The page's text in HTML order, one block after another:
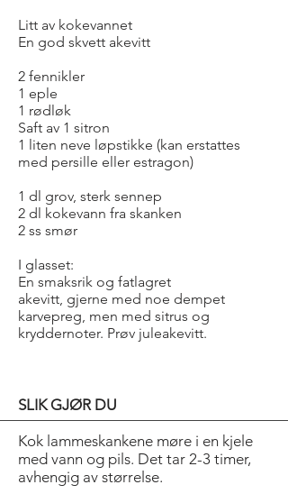
Litt av kokevannet
En god skvett akevitt
2 fennikler
1 eple
1 rødløk
Saft av 1 sitron
1 liten neve løpstikke (kan erstattes
med persille eller estragon)
1 dl grov, sterk sennep
2 dl kokevann fra skanken
2 ss smør
I glasset:
En smaksrik og fatlagret
akevitt, gjerne med noe dempet
karvepreg, men med sitrus og
kryddernoter. Prøv juleakevitt.
SLIK GJØR DU
Kok lammeskankene møre i en kjele
med vann og pils. Det tar 2-3 timer,
avhengig av størrelse.